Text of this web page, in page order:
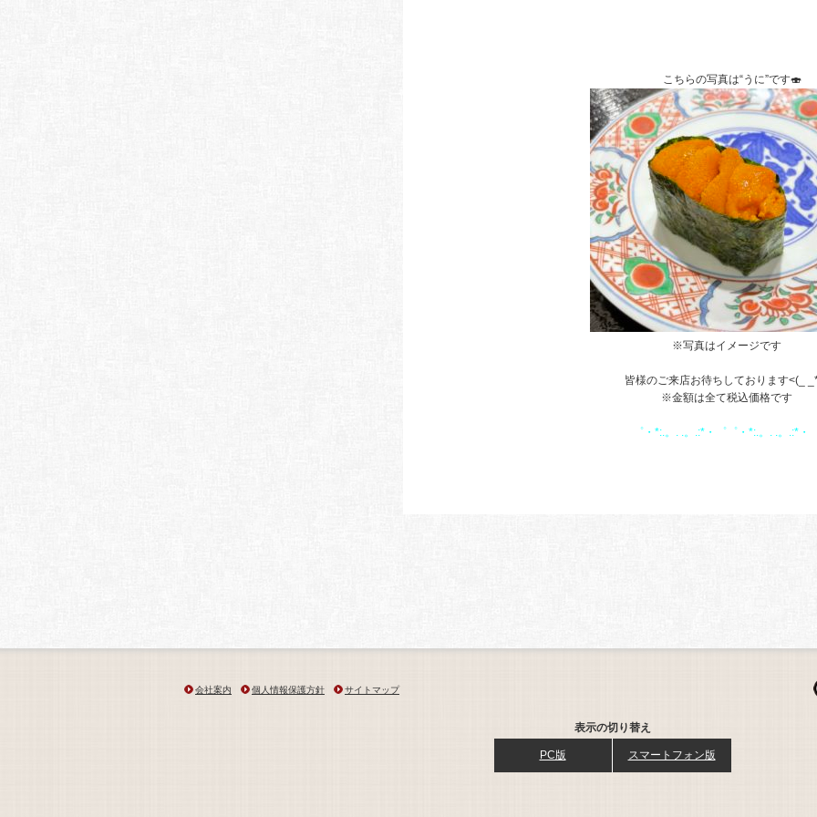
こちらの写真は“うに”です🍣
※写真はイメージです
皆様のご来店お待ちしております<(_
※金額は全て税込価格です
゜・*:.。. .。.:*・゜゜・*:.。. .。.:*・
会社案内 個人情報保護方針 サイトマップ
表示の切り替え
PC版 スマートフォン版